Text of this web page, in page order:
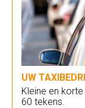
UW
Kleine en
60 tekens.